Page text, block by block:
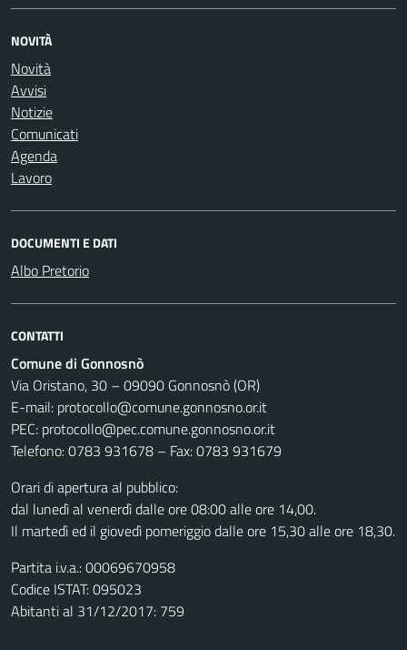
NOVITÀ
Novità
Avvisi
Notizie
Comunicati
Agenda
Lavoro
DOCUMENTI E DATI
Albo Pretorio
CONTATTI
Comune di Gonnosnò
Via Oristano, 30 – 09090 Gonnosnò (OR)
E-mail: protocollo@comune.gonnosno.or.it
PEC: protocollo@pec.comune.gonnosno.or.it
Telefono: 0783 931678 – Fax: 0783 931679
Orari di apertura al pubblico:
dal lunedì al venerdì dalle ore 08:00 alle ore 14,00.
Il martedì ed il giovedì pomeriggio dalle ore 15,30 alle ore 18,30.
Partita i.v.a.: 00069670958
Codice ISTAT: 095023
Abitanti al 31/12/2017: 759